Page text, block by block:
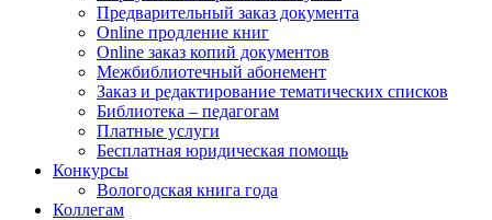
Предварительный заказ документа
Online продление книг
Online заказ копий документов
Межбиблиотечный абонемент
Заказ и редактирование тематических списков
Библиотека – педагогам
Платные услуги
Бесплатная юридическая помощь
Конкурсы
Вологодская книга года
Коллегам